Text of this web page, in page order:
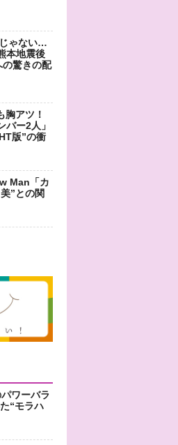
ゃない…
本地震後
の驚きの配
胸アツ！
ー2人」
版”の衝
Man「カ
”との関
ワーバラ
“モラハ